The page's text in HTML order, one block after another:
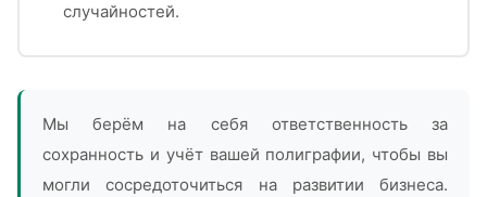
случайностей.
Мы берём на себя ответственность за
сохранность и учёт вашей полиграфии, чтобы вы
могли сосредоточиться на развитии бизнеса.